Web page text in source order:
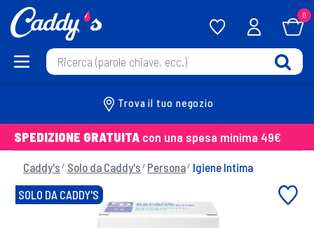
0
Trova il tuo negozio
SPEDIZIONE GRATUITA con una spesa minima 49€
Caddy's Solo da Caddy's Persona Igiene Intima
SOLO DA CADDY'S